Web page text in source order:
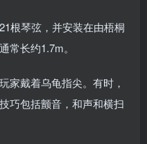
根琴弦，并安装在由梧桐
常长约1.7m。
家戴着乌龟指尖。有时，
巧包括颤音，和声和横扫